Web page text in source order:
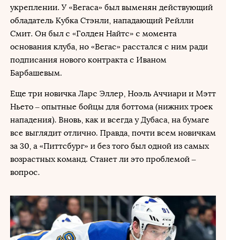
укреплении. У «Вегаса» был выменян действующий
обладатель Кубка Стэнли, нападающий Рейлли
Смит. Он был с «Голден Найтс» с момента
основания клуба, но «Вегас» расстался с ним ради
подписания нового контракта с Иваном
Барбашевым.
Еще три новичка Ларс Эллер, Ноэль Аччиари и Мэтт
Ньето – опытные бойцы для боттома (нижних троек
нападения). Вновь, как и всегда у Дубаса, на бумаге
все выглядит отлично. Правда, почти всем новичкам
за 30, а «Питтсбург» и без того был одной из самых
возрастных команд. Станет ли это проблемой –
вопрос.